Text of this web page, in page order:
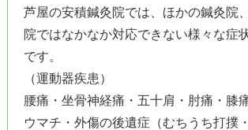
芦屋の安積鍼灸院では、ほかの鍼灸院
院ではなかなか対応できない様々な症
です。
（運動器疾患）
腰痛・坐骨神経痛・五十肩・肘痛・膝
ウマチ・外傷の後遺症（むちうち打撲